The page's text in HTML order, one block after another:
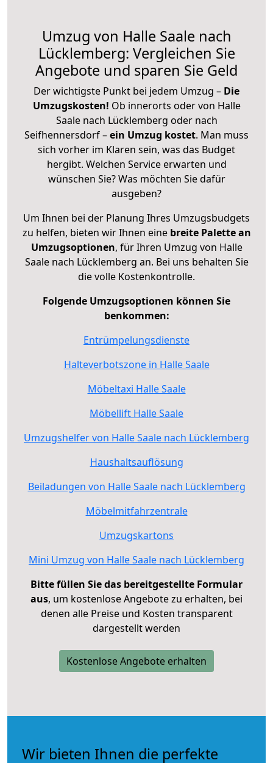
Umzug von Halle Saale nach
Lücklemberg: Vergleichen Sie
Angebote und sparen Sie Geld
Der wichtigste Punkt bei jedem Umzug – Die
Umzugskosten! Ob innerorts oder von Halle
Saale nach Lücklemberg oder nach
Seifhennersdorf –ein Umzug kostet. Man muss
sich vorher im Klaren sein, was das Budget
hergibt. Welchen Service erwarten und
wünschen Sie? Was möchten Sie dafür
ausgeben?
Um Ihnen bei der Planung Ihres Umzugsbudgets
zu helfen, bieten wir Ihnen eine breite Palette an
Umzugsoptionen, für Ihren Umzug von Halle
Saale nach Lücklemberg an. Bei uns behalten Sie
die volle Kostenkontrolle.
Folgende Umzugsoptionen können Sie
benkommen:
Entrümpelungsdienste
Halteverbotszone in Halle Saale
Möbeltaxi Halle Saale
Möbellift Halle Saale
Umzugshelfer von Halle Saale nach Lücklemberg
Haushaltsauflösung
Beiladungen von Halle Saale nach Lücklemberg
Möbelmitfahrzentrale
Umzugskartons
Mini Umzug von Halle Saale nach Lücklemberg
Bitte füllen Sie das bereitgestellte Formular
aus, um kostenlose Angebote zu erhalten, bei
denen alle Preise und Kosten transparent
dargestellt werden
Kostenlose Angebote erhalten
Wir bieten Ihnen die perfekte